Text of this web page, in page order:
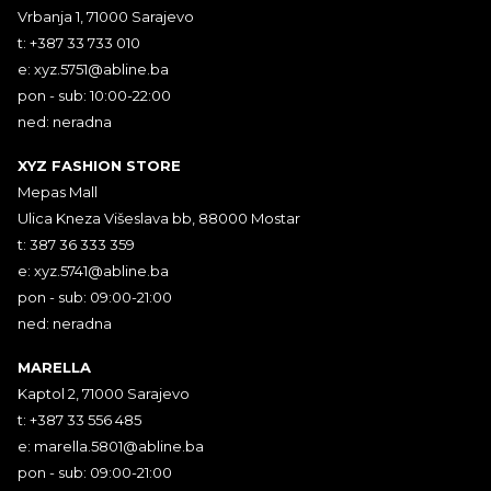
Vrbanja 1, 71000 Sarajevo
t: +387 33 733 010
e: xyz.5751@abline.ba
pon - sub: 10:00-22:00
ned: neradna
XYZ FASHION STORE
Mepas Mall
Ulica Kneza Višeslava bb, 88000 Mostar
t: 387 36 333 359
e: xyz.5741@abline.ba
pon - sub: 09:00-21:00
ned: neradna
MARELLA
Kaptol 2, 71000 Sarajevo
t: +387 33 556 485
e: marella.5801@abline.ba
pon - sub: 09:00-21:00